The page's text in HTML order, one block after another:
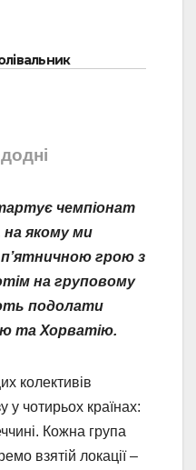
чемпіонат
на якому ми
грою з
на груповому
подолати
та Хорватію.
колективів
у чотирьох країнах:
Кожна група
взятій локації –